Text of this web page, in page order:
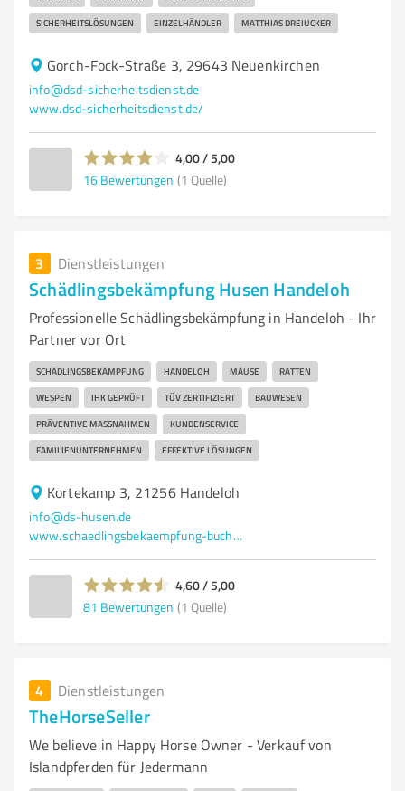
SICHERHEITSLÖSUNGEN EINZELHÄNDLER MATTHIAS DREIUCKER
Gorch-Fock-Straße 3, 29643 Neuenkirchen
info@dsd-sicherheitsdienst.de
www.dsd-sicherheitsdienst.de/
4,00 / 5,00
16 Bewertungen (1 Quelle)
3 Dienstleistungen
Schädlingsbekämpfung Husen Handeloh
Professionelle Schädlingsbekämpfung in Handeloh - Ihr
Partner vor Ort
SCHÄDLINGSBEKÄMPFUNG HANDELOH MÄUSE RATTEN
WESPEN IHK GEPRÜFT TÜV ZERTIFIZIERT BAUWESEN
PRÄVENTIVE MASSNAHMEN KUNDENSERVICE
FAMILIENUNTERNEHMEN EFFEKTIVE LÖSUNGEN
Kortekamp 3, 21256 Handeloh
info@ds-husen.de
www.schaedlingsbekaempfung-buchholz.de/
4,60 / 5,00
81 Bewertungen (1 Quelle)
4 Dienstleistungen
TheHorseSeller
We believe in Happy Horse Owner - Verkauf von
Islandpferden für Jedermann